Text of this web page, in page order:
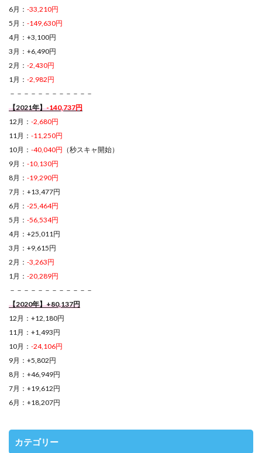
6月： -33,210円
5月： -149,630円
4月：+3,100円
3月：+6,490円
2月： -2,430円
1月： -2,982円
－－－－－－－－－－－－
【2021年】-140,737円
12月： -2,680円
11月： -11,250円
10月： -40,040円 （秒スキャ開始）
9月： -10,130円
8月： -19,290円
7月：+13,477円
6月： -25,464円
5月： -56,534円
4月：+25,011円
3月：+9,615円
2月： -3,263円
1月： -20,289円
－－－－－－－－－－－－
【2020年】+80,137円
12月：+12,180円
11月：+1,493円
10月： -24,106円
9月：+5,802円
8月：+46,949円
7月：+19,612円
6月：+18,207円
カテゴリー